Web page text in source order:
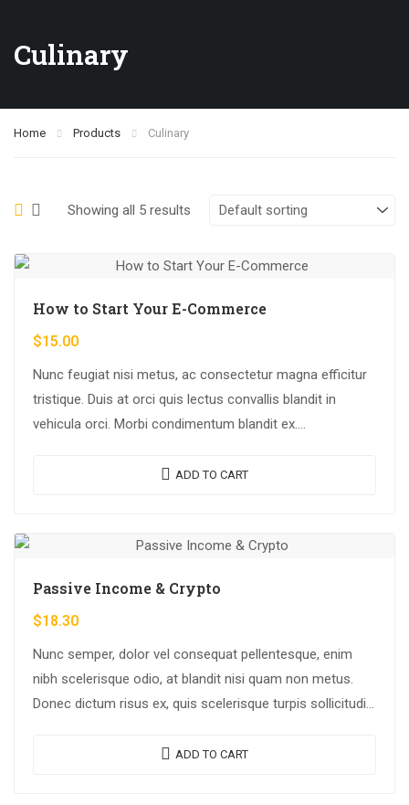
Culinary
Home Products Culinary
Showing all 5 results
How to Start Your E-Commerce
$15.00
Nunc feugiat nisi metus, ac consectetur magna efficitur
tristique. Duis at orci quis lectus convallis blandit in
vehicula orci. Morbi condimentum blandit ex.
ADD TO CART
Passive Income & Crypto
$18.30
Nunc semper, dolor vel consequat pellentesque, enim
nibh scelerisque odio, at blandit nisi quam non metus.
Donec dictum risus ex, quis scelerisque turpis sollicitudin
ADD TO CART